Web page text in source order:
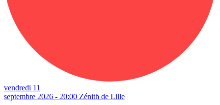
vendredi 11
septembre 2026 - 20:00 Zénith de Lille